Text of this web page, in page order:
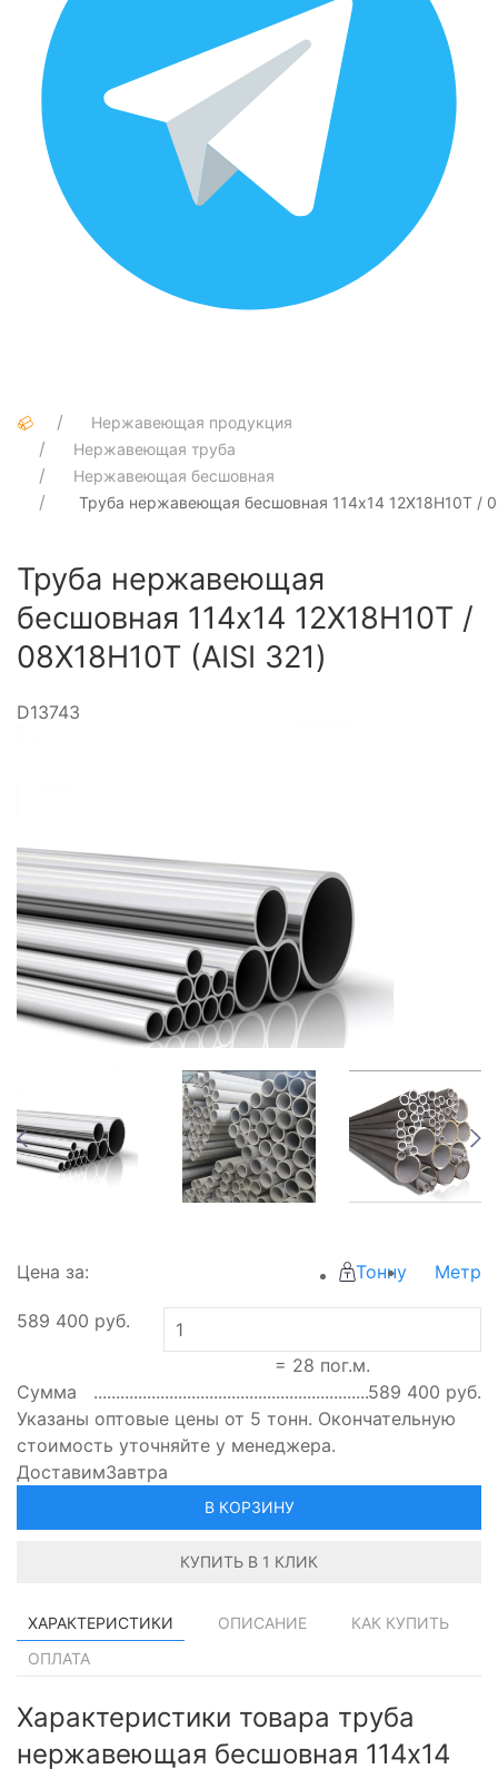
Нержавеющая продукция
Нержавеющая труба
Нержавеющая бесшовная
Труба нержавеющая бесшовная 114х14 12Х18Н10Т /
Труба нержавеющая
бесшовная 114х14 12Х18Н10Т /
08Х18Н10Т (AISI 321)
D13743
Цена за: Тонну Метр
589 400 руб.
= 28 пог.м.
Сумма
589 400 руб.
Указаны оптовые цены от 5 тонн. Окончательную
стоимость уточняйте у менеджера.
ДоставимЗавтра
В КОРЗИНУ
КУПИТЬ В 1 КЛИК
ХАРАКТЕРИСТИКИ ОПИСАНИЕ
КАК КУПИТЬ
ОПЛАТА
Характеристики товара труба
нержавеющая бесшовная 114х14